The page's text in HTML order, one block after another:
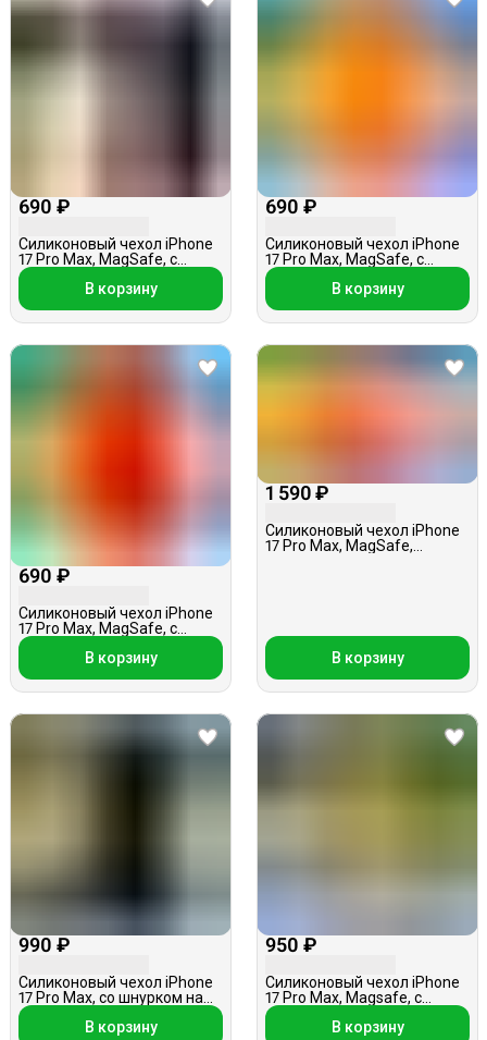
690 ₽
Силиконовый чехол iPhone
17 Pro Max, MagSafe, с
кольцом — держателем,
В корзину
690 ₽
Силиконовый чехол iPhone
17 Pro Max, MagSafe, с
кольцом — держателем,
оранжевыйВ корзину
690 ₽
Силиконовый чехол iPhone
17 Pro Max, MagSafe, с
кольцом — держателем,
В корзину
1 590 ₽
Силиконовый чехол iPhone
17 Pro Max, MagSafe,
В корзину
990 ₽
Силиконовый чехол iPhone
17 Pro Max, со шнурком на
шею, черный
В корзину
950 ₽
Силиконовый чехол iPhone
17 Pro Max, Magsafe, с
картинками, прозрачный, в
ассортиментеВ корзину